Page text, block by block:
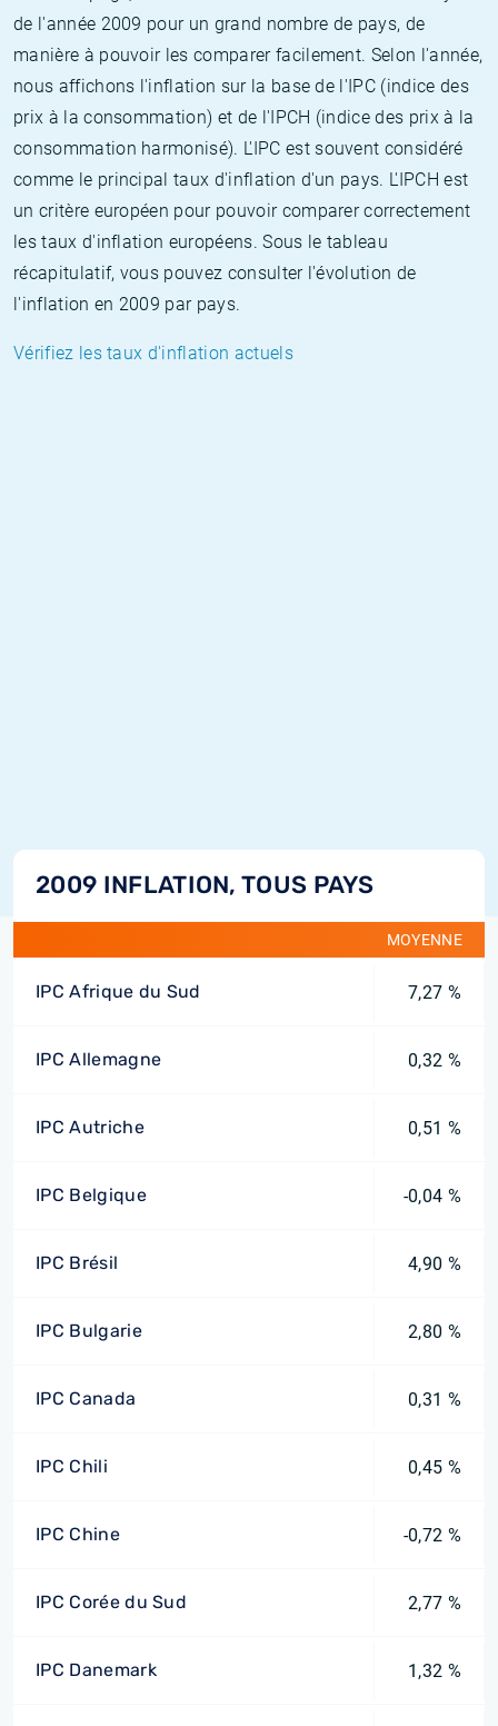
de l'année 2009 pour un grand nombre de pays, de
manière à pouvoir les comparer facilement. Selon l'année,
nous affichons l'inflation sur la base de l'IPC (indice des
prix à la consommation) et de l'IPCH (indice des prix à la
consommation harmonisé). L'IPC est souvent considéré
comme le principal taux d'inflation d'un pays. L'IPCH est
un critère européen pour pouvoir comparer correctement
les taux d'inflation européens. Sous le tableau
récapitulatif, vous pouvez consulter l'évolution de
l'inflation en 2009 par pays.
Vérifiez les taux d'inflation actuels
2009 INFLATION, TOUS PAYS
MOYENNE
IPC Afrique du Sud 7,27 %
IPC Allemagne 0,32 %
IPC Autriche 0,51 %
IPC Belgique -0,04 %
IPC Brésil 4,90 %
IPC Bulgarie 2,80 %
IPC Canada 0,31 %
IPC Chili 0,45 %
IPC Chine -0,72 %
IPC Corée du Sud 2,77 %
IPC Danemark 1,32 %